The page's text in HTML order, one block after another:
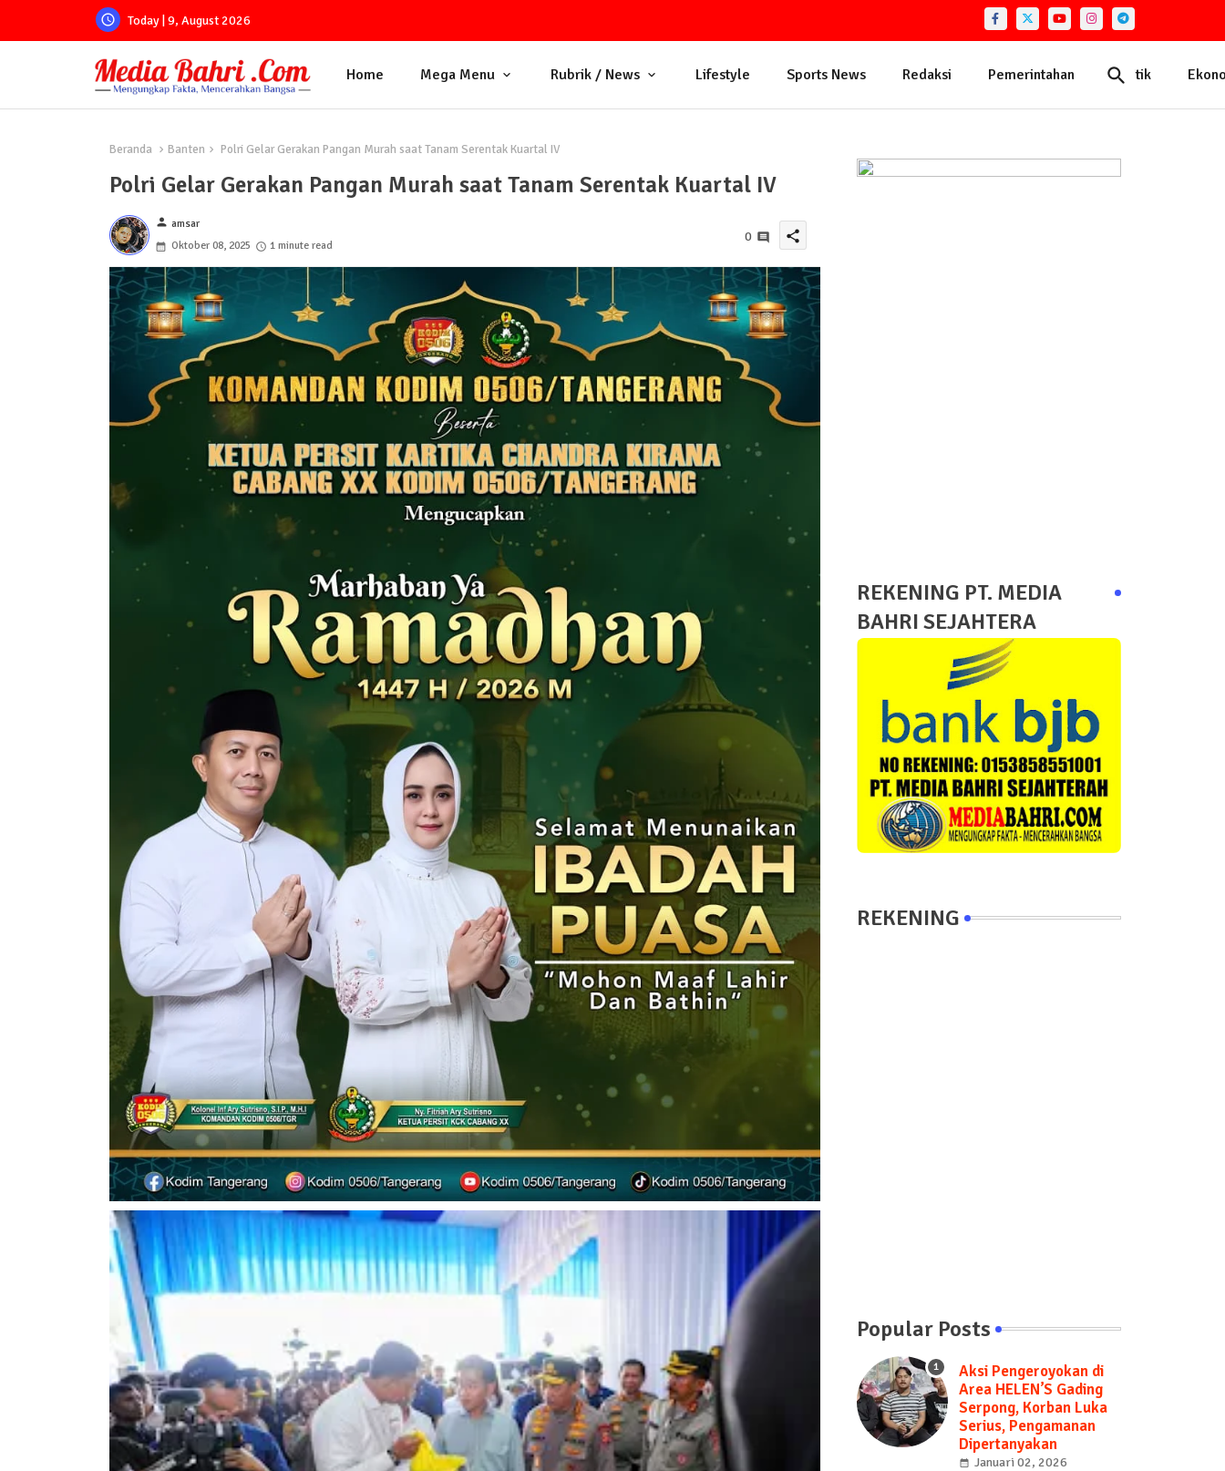
Today | 9, August 2026
Home Mega Menu Rubrik / News Lifestyle Sports News Redaksi Pemerintahan Politik
Beranda Banten Polri Gelar Gerakan Pangan Murah saat Tanam Serentak Kuartal IV
Polri Gelar Gerakan Pangan Murah saat Tanam Serentak Kuartal IV
person amsar
Oktober 08, 2025
1 minute read
0 share
REKENING PT. MEDIA
BAHRI SEJAHTERA
REKENING
Popular Posts
Aksi Pengeroyokan di
Area HELEN’S Gading
Serpong, Korban Luka
Serius, Pengamanan
Dipertanyakan
Januari 02, 2026